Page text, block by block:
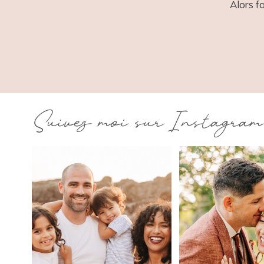
Alors
Suivez moi sur Instagram